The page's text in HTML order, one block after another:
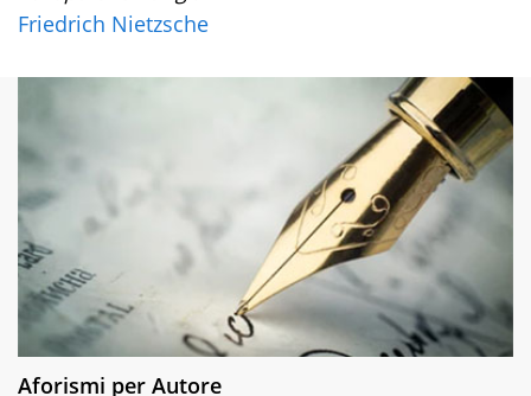
Friedrich Nietzsche
Aforismi per Autore